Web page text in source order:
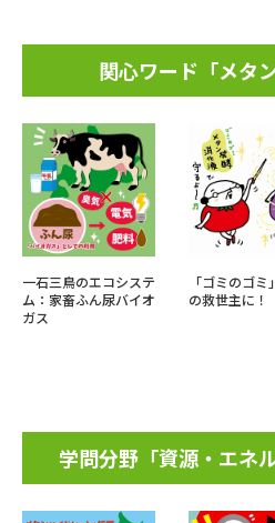
関心ワード「メタ
一石三鳥のエコシステ
ム：家畜ふん尿バイオ
ガス
「ゴミのゴ
の救世主に！
学問分野「資源・エネ